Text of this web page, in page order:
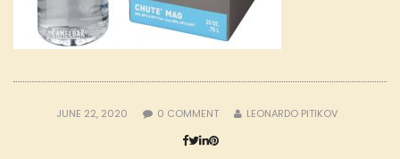
JUNE 22, 2020 0 COMMENT LEONARDO PITIKOV